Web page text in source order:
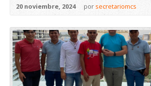
20 noviembre, 2024 porsecretariomcs